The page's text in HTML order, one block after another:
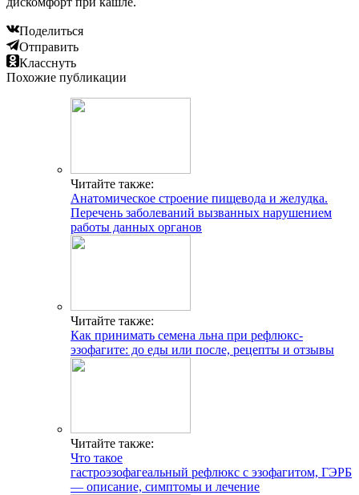
Поделиться
Отправить
Класснуть
Похожие публикации
Читайте также:
Анатомическое строение пищевода и желудка.
Перечень заболеваний вызванных нарушением
работы данных органов
Читайте также:
Как принимать семена льна при рефлюкс-
эзофагите: до еды или после, рецепты и отзывы
Читайте также:
Что такое
гастроэзофагеальный рефлюкс с эзофагитом, ГЭРБ
— описание, симптомы и лечение